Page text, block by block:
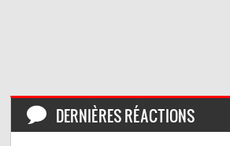
DERNIÈRES RÉACTIONS